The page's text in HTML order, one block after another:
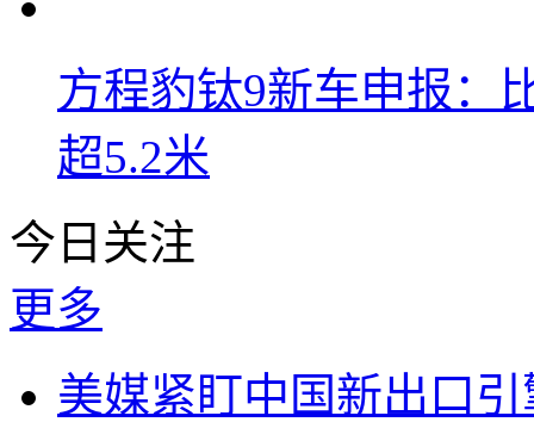
方程豹钛9新车申报：
超5.2米
今日关注
更多
美媒紧盯中国新出口